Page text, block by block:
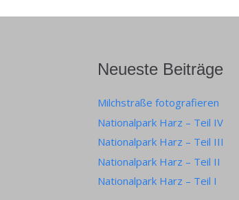
Neueste Beiträge
Milchstraße fotografieren
Nationalpark Harz – Teil IV
Nationalpark Harz – Teil III
Nationalpark Harz – Teil II
Nationalpark Harz – Teil I